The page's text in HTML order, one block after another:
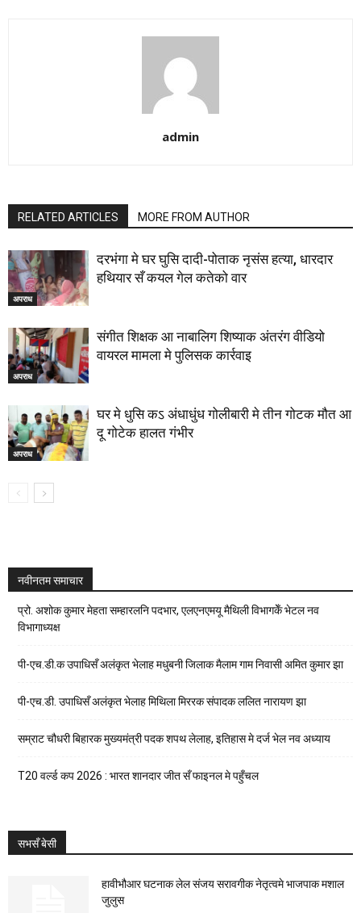
admin
RELATED ARTICLES MORE FROM AUTHOR
अपराध
दरभंगा मे घर घुसि दादी-पोताक नृसंस हत्या, धारदार
हथियार सँ कयल गेल कतेको वार
अपराध
संगीत शिक्षक आ नाबालिग शिष्याक अंतरंग वीडियो
वायरल मामला मे पुलिसक कार्रवाइ
अपराध
घर मे धुसि कऽ अंधाधुंध गोलीबारी मे तीन गोटक मौत आ
दू गोटेक हालत गंभीर
नवीनतम समाचार
प्रो. अशोक कुमार मेहता सम्हारलनि पदभार, एलएनएमयू मैथिली विभागकेँ भेटल नव
विभागाध्यक्ष
पी-एच.डी.क उपाधिसँ अलंकृत भेलाह मधुबनी जिलाक मैलाम गाम निवासी अमित कुमार झा
पी-एच.डी. उपाधिसँ अलंकृत भेलाह मिथिला मिररक संपादक ललित नारायण झा
सम्राट चौधरी बिहारक मुख्यमंत्री पदक शपथ लेलाह, इतिहास मे दर्ज भेल नव अध्याय
T20 वर्ल्ड कप 2026 : भारत शानदार जीत सँ फाइनल मे पहुँचल
सभसँ बेसी
हावीभौआर घटनाक लेल संजय सरावगीक नेतृत्वमे भाजपाक मशाल
जुलुस